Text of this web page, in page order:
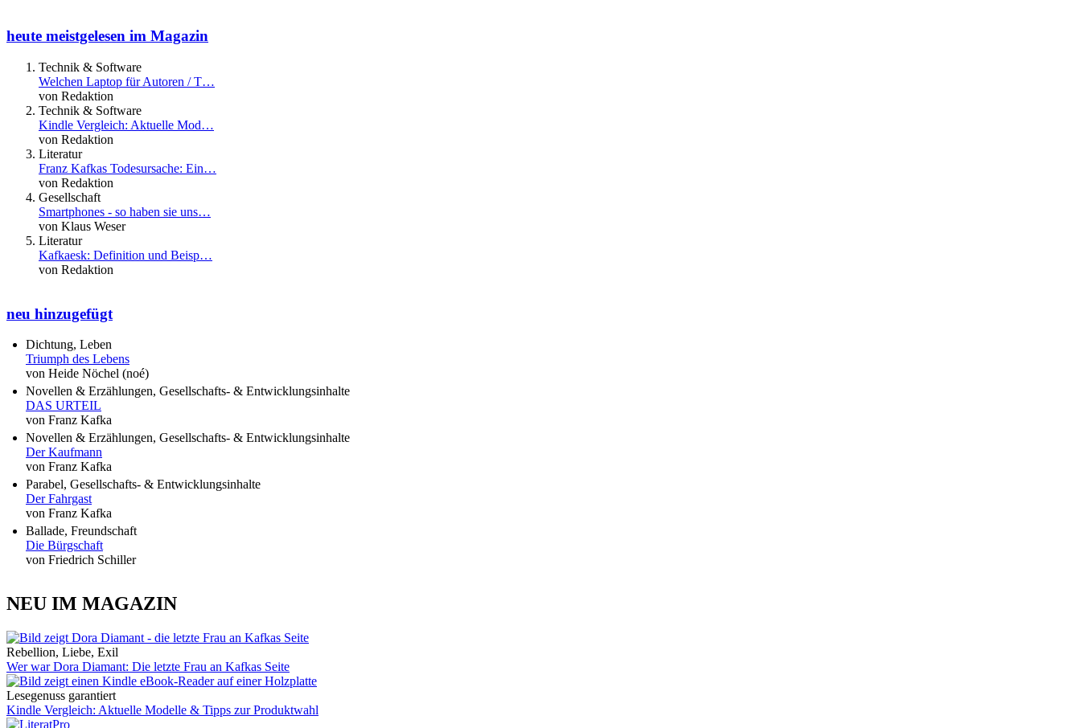
heute meistgelesen im Magazin
Technik & Software
Welchen Laptop für Autoren / T…
von Redaktion
Technik & Software
Kindle Vergleich: Aktuelle Mod…
von Redaktion
Literatur
Franz Kafkas Todesursache: Ein…
von Redaktion
Gesellschaft
Smartphones - so haben sie uns…
von Klaus Weser
Literatur
Kafkaesk: Definition und Beisp…
von Redaktion
neu hinzugefügt
Dichtung, Leben
Triumph des Lebens
von Heide Nöchel (noé)
Novellen & Erzählungen, Gesellschafts- & Entwicklungsinhalte
DAS URTEIL
von Franz Kafka
Novellen & Erzählungen, Gesellschafts- & Entwicklungsinhalte
Der Kaufmann
von Franz Kafka
Parabel, Gesellschafts- & Entwicklungsinhalte
Der Fahrgast
von Franz Kafka
Ballade, Freundschaft
Die Bürgschaft
von Friedrich Schiller
NEU IM MAGAZIN
Rebellion, Liebe, Exil
Wer war Dora Diamant: Die letzte Frau an Kafkas Seite
Lesegenuss garantiert
Kindle Vergleich: Aktuelle Modelle & Tipps zur Produktwahl